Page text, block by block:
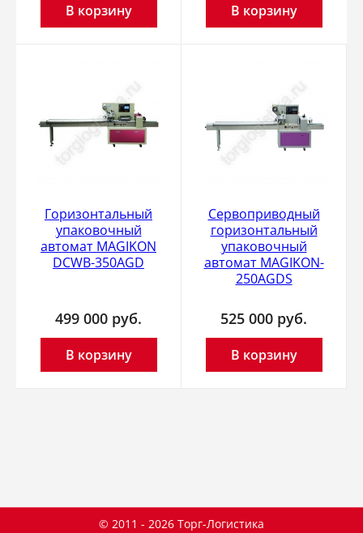
В корзину В корзину
Горизонтальный
упаковочный
автомат MAGIKON
DCWB-350AGD
499 000 руб.
В корзину
Сервоприводный
горизонтальный
упаковочный
автомат MAGIKON-
250AGDS
525 000 руб.
В корзину
© 2011 - 2026 Торг-Логистика